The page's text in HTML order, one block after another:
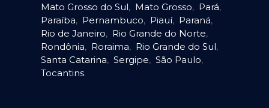
Mato Grosso do Sul, Mato Grosso, Pará,
Paraíba, Pernambuco, Piauí, Paraná,
Rio de Janeiro, Rio Grande do Norte,
Rondônia, Roraima, Rio Grande do Sul,
Santa Catarina, Sergipe, São Paulo,
Tocantins.